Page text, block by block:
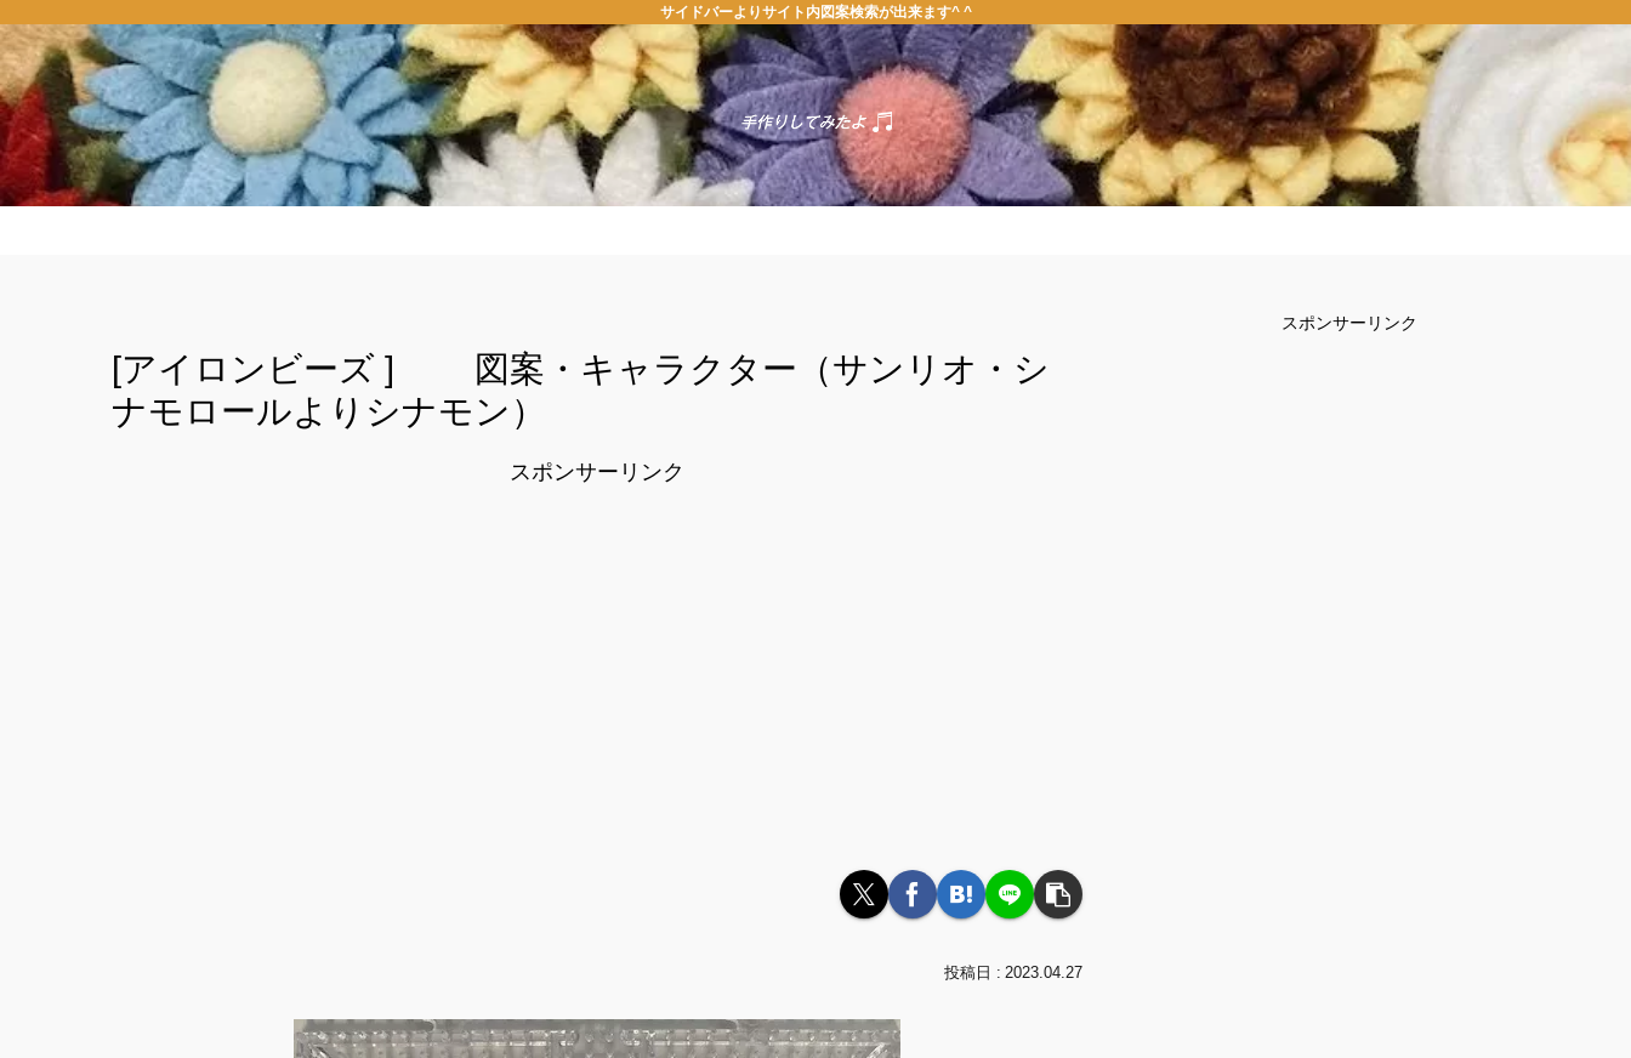
サイドバーよりサイト内図案検索が出来ます^ ^
[アイロンビーズ ] 図案・キャラクター（サンリオ・シ
ナモロールよりシナモン）
スポンサーリンク
2023.04.27
スポンサーリンク